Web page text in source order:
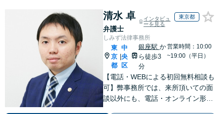
清水 卓
弁護士
インタビュ
ーを見る
東京都
しみず法律事務所
東
京
都
|
中
央
区
銀座駅 か
ら徒歩3
分
営業時間：10:00
~19:00（平日）
【電話・WEBによる初回無料相談も
可】弊事務所では、来所頂いての面
談以外にも、電話・オンライン形式